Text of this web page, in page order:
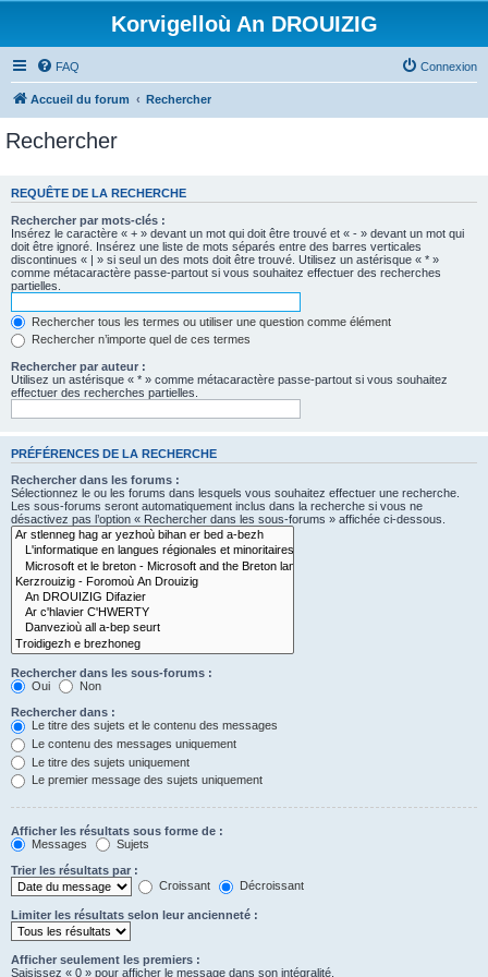
Korvigelloù An DROUIZIG
FAQ Connexion
Accueil du forum Rechercher
Rechercher
REQUÊTE DE LA RECHERCHE
Rechercher par mots-clés :
Insérez le caractère « + » devant un mot qui doit être trouvé et « - » devant un mot qui
doit être ignoré. Insérez une liste de mots séparés entre des barres verticales
discontinues « | » si seul un des mots doit être trouvé. Utilisez un astérisque « * »
comme métacaractère passe-partout si vous souhaitez effectuer des recherches
partielles.
Rechercher tous les termes ou utiliser une question comme élément
Rechercher n’importe quel de ces termes
Rechercher par auteur :
Utilisez un astérisque « * » comme métacaractère passe-partout si vous souhaitez
effectuer des recherches partielles.
PRÉFÉRENCES DE LA RECHERCHE
Rechercher dans les forums :
Sélectionnez le ou les forums dans lesquels vous souhaitez effectuer une recherche.
Les sous-forums seront automatiquement inclus dans la recherche si vous ne
désactivez pas l’option « Rechercher dans les sous-forums » affichée ci-dessous.
Rechercher dans les sous-forums :
Oui
Non
Rechercher dans :
Le titre des sujets et le contenu des messages
Le contenu des messages uniquement
Le titre des sujets uniquement
Le premier message des sujets uniquement
Afficher les résultats sous forme de :
Messages
Sujets
Trier les résultats par :
Croissant
Décroissant
Limiter les résultats selon leur ancienneté :
Afficher seulement les premiers :
Saisissez « 0 » pour afficher le message dans son intégralité.